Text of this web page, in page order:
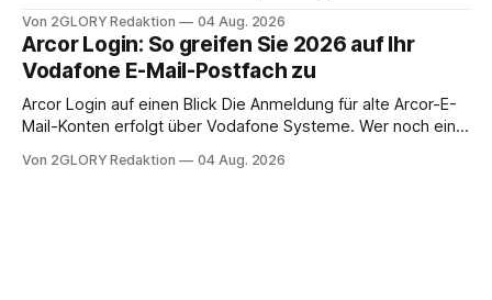
abwesenheiten und die gesamte kommunikation rund um
Ihr personal digital zu organisieren. In diesem Leitfaden
erfahren Sie alles, was Sie für einen reibungslosen Einstieg
brauchen, von der Registrierung
Von 2GLORY Redaktion 04 Aug. 2026
Arcor Login: So greifen Sie 2026 auf Ihr
Vodafone E-Mail-Postfach zu
Arcor Login auf einen Blick Die Anmeldung für alte Arcor-E-
Mail-Konten erfolgt über Vodafone Systeme. Wer noch eine
besitzt, loggt sich heute über das Vodafone E-Mail & Cloud
Von 2GLORY Redaktion 04 Aug. 2026